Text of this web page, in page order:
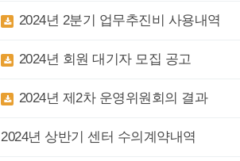
2024년 2분기 업무추진비 사용내역
2024년 회원 대기자 모집 공고
2024년 제2차 운영위원회의 결과
2024년 상반기 센터 수의계약내역